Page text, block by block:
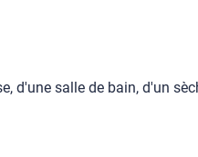
d'une salle de bain, d'un